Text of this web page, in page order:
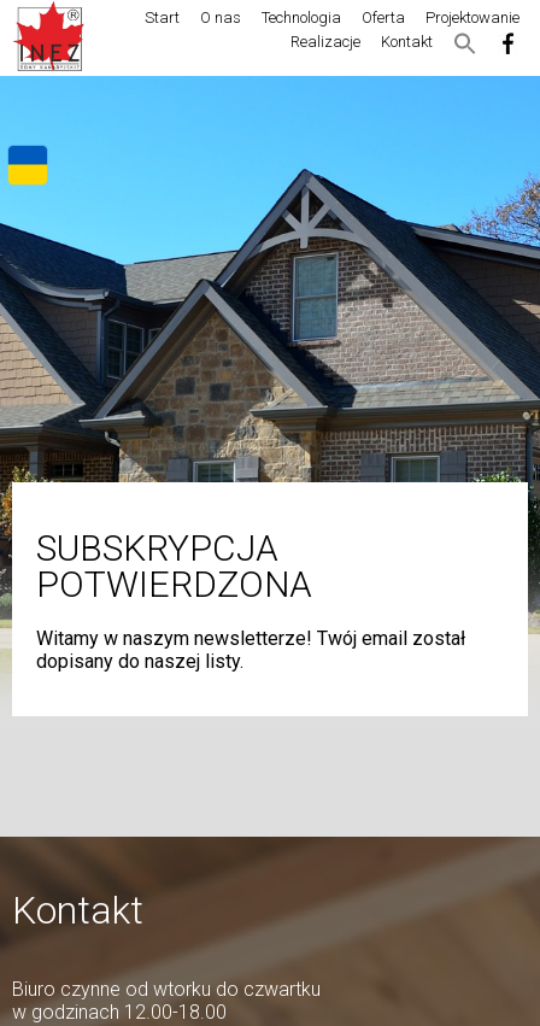
Start O nas Technologia Oferta
Projektowanie
Realizacje
Kontakt
SUBSKRYPCJA
POTWIERDZONA
Witamy w naszym newsletterze! Twój email został
dopisany do naszej listy.
Kontakt
Biuro czynne od wtorku do czwartku
w godzinach 12.00-18.00